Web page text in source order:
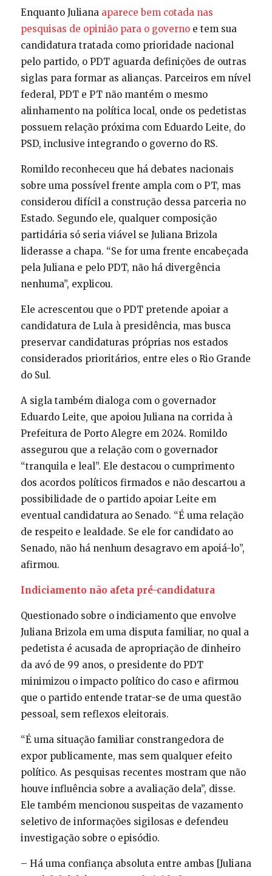
Enquanto Juliana aparece bem cotada nas
pesquisas de opinião para o governoe tem sua
candidatura tratada como prioridade nacional
pelo partido, o PDT aguarda definições de outras
siglas para formar as alianças. Parceiros em nível
federal, PDT e PT não mantém o mesmo
alinhamento na política local, onde os pedetistas
possuem relação próxima com Eduardo Leite, do
PSD, inclusive integrando o governo do RS.
Romildo reconheceu que há debates nacionais
sobre uma possível frente ampla com o PT, mas
considerou difícil a construção dessa parceria no
Estado. Segundo ele, qualquer composição
partidária só seria viável se Juliana Brizola
liderasse a chapa. “Se for uma frente encabeçada
pela Juliana e pelo PDT, não há divergência
nenhuma”, explicou.
Ele acrescentou que o PDT pretende apoiar a
candidatura de Lula à presidência, mas busca
preservar candidaturas próprias nos estados
considerados prioritários, entre eles o Rio Grande
do Sul.
A sigla também dialoga com o governador
Eduardo Leite, que apoiou Juliana na corrida à
Prefeitura de Porto Alegre em 2024. Romildo
assegurou que a relação com o governador
“tranquila e leal”. Ele destacou o cumprimento
dos acordos políticos firmados e não descartou a
possibilidade de o partido apoiar Leite em
eventual candidatura ao Senado. “É uma relação
de respeito e lealdade. Se ele for candidato ao
Senado, não há nenhum desagravo em apoiá-lo”,
afirmou.
Indiciamento não afeta pré-candidatura
Questionado sobre o indiciamento que envolve
Juliana Brizola em uma disputa familiar, no qual a
pedetista é acusada de apropriação de dinheiro
da avó de 99 anos, o presidente do PDT
minimizou o impacto político do caso e afirmou
que o partido entende tratar-se de uma questão
pessoal, sem reflexos eleitorais.
“É uma situação familiar constrangedora de
expor publicamente, mas sem qualquer efeito
político. As pesquisas recentes mostram que não
houve influência sobre a avaliação dela”, disse.
Ele também mencionou suspeitas de vazamento
seletivo de informações sigilosas e defendeu
investigação sobre o episódio.
– Há uma confiança absoluta entre ambas [Juliana